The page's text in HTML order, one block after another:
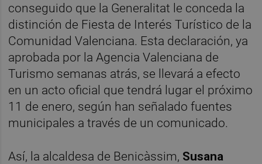
conseguido que la Generalitat le conceda la
distinción de Fiesta de Interés Turístico de la
Comunidad Valenciana. Esta declaración, ya
aprobada por la Agencia Valenciana de
Turismo semanas atrás, se llevará a efecto
en un acto oficial que tendrá lugar el próximo
11 de enero, según han señalado fuentes
municipales a través de un comunicado.
Así, la alcaldesa de Benicàssim, Susana